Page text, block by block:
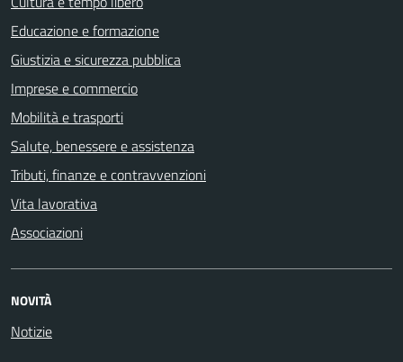
Educazione e formazione
Giustizia e sicurezza pubblica
Imprese e commercio
Mobilità e trasporti
Salute, benessere e assistenza
Tributi, finanze e contravvenzioni
Vita lavorativa
Associazioni
NOVITÀ
Notizie